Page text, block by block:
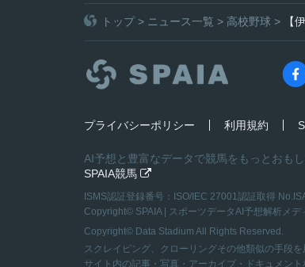
トップ> ニュース一覧 > 高校野球 > 【
プライバシーポリシー 利用規約
AI予想と豊富なデータで競馬をもっとおもし
SPAIA競馬 
ISMS認証登録番号：ISO/IEC 27001認証取得
Copyright© SPAIA | スポーツデータAI予想解析メデ
Copyright© Data Stadium All Rights Reserved.
スクレイピング、クローリングその他類似の手段
サイト内の記事・写真・アーカイブ・ドキュメン